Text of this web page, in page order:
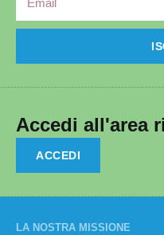
Accedi all'area
ACCEDI
LA NOSTRA MISSIONE